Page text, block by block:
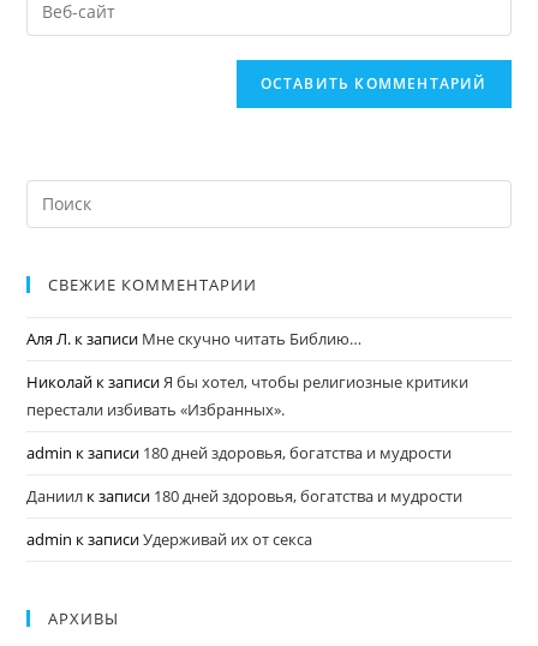
СВЕЖИЕ КОММЕНТАРИИ
Аля Л. к записи Мне скучно читать Библию…
Николай к записиЯ бы хотел, чтобы религиозные критики
перестали избивать «Избранных».
admin к записи 180 дней здоровья, богатства и мудрости
Даниил к записи 180 дней здоровья, богатства и мудрости
admin к записиУдерживай их от секса
АРХИВЫ